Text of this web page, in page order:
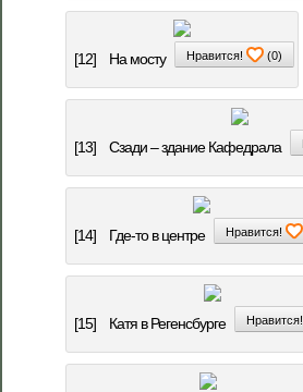
[12] На мосту Нравится! (0)
[13] Сзади – здание Кафедрала
[14] Где-то в центре Нравится!
[15] Катя в Регенсбурге Нравится!